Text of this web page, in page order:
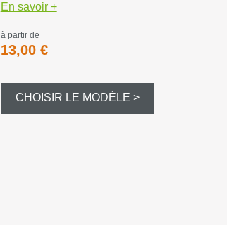
En savoir +
à partir de
13,00 €
CHOISIR LE MODÈLE >